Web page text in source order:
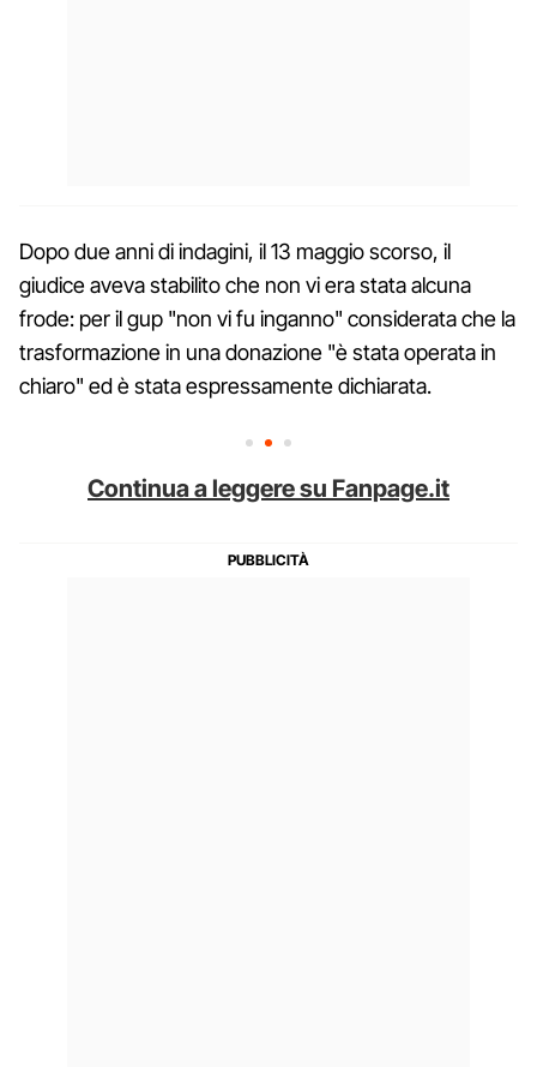
Dopo due anni di indagini, il 13 maggio scorso, il
giudice aveva stabilito che non vi era stata alcuna
frode: per il gup "non vi fu inganno" considerata che la
trasformazione in una donazione "è stata operata in
chiaro" ed è stata espressamente dichiarata.
Continua a leggere su Fanpage.it